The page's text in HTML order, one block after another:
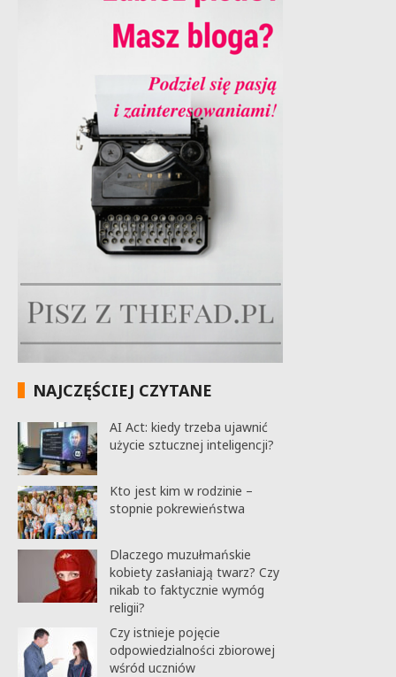
NAJCZĘŚCIEJ CZYTANE
AI Act: kiedy trzeba ujawnić
użycie sztucznej inteligencji?
Kto jest kim w rodzinie –
stopnie pokrewieństwa
Dlaczego muzułmańskie
kobiety zasłaniają twarz? Czy
nikab to faktycznie wymóg
religii?
Czy istnieje pojęcie
odpowiedzialności zbiorowej
wśród uczniów